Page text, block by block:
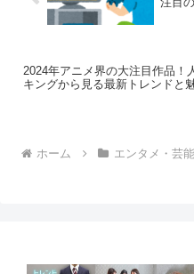
2024年アニメ界の大注目作品！
キングから見る最新トレンドと
ホーム エンタメ・芸能